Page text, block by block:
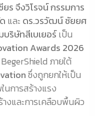
ร จึงวิโรจน์ กรรมการ
และ ดร.วรวัฒน์ ชัยยศ
บริษัทสีเบเยอร์เป็น
Awards 2026
ภายใต้
ซึ่งถูกยกให้เป็น
การสร้างแรง
งและการเคลือบพื้นผิว